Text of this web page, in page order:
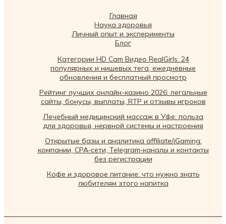
Главная
Наука здоровья
Личный опыт и эксперименты
Блог
Категории HD Cam Видео RealGirls: 24
популярных и нишевых тега, ежедневные
обновления и бесплатный просмотр
Рейтинг лучших онлайн-казино 2026: легальные
сайты, бонусы, выплаты, RTP и отзывы игроков
Лечебный медицинский массаж в Уфе: польза
для здоровья, нервной системы и настроения
Открытые базы и аналитика affiliate/iGaming:
компании, CPA‑сети, Telegram‑каналы и контакты
без регистрации
Кофе и здоровое питание: что нужно знать
любителям этого напитка